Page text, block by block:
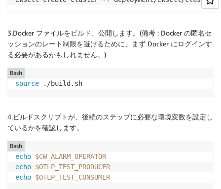
3.Docker ファイルをビルド、公開します。(備考 : Docker の匿名セ
ッションのレート制限を避けるために、まず Docker にログインす
る必要があるかもしれません。)
source ./build.sh
Bash
4.ビルドスクリプトが、後続のステップに必要な環境変数を設定し
ているかを確認します。
echo $CW_ALARM_OPERATOR
echo $OTLP_TEST_PRODUCER
echo $OTLP_TEST_CONSUMER
Bash